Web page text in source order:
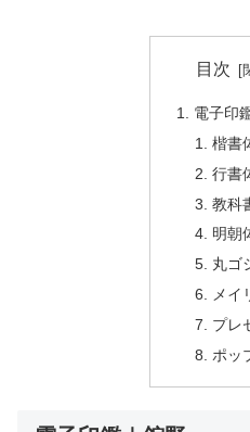
目次
電子印
楷書
行書
教科
明朝
丸ゴ
メイ
プレ
ポッ